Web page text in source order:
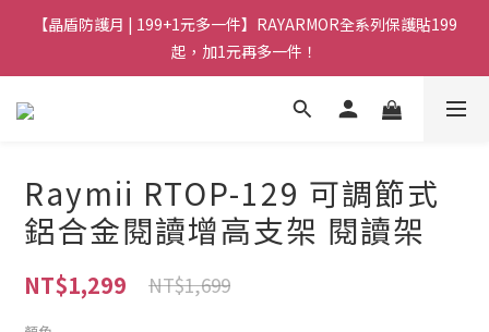
【晶盾防護月 | 199+1元多一件】RAYARMOR全系列保護貼199
起，加1元再多一件！
Raymii RTOP-129 可調節式
鋁合金閱讀增高支架 閱讀架
NT$1,299 NT$1,699